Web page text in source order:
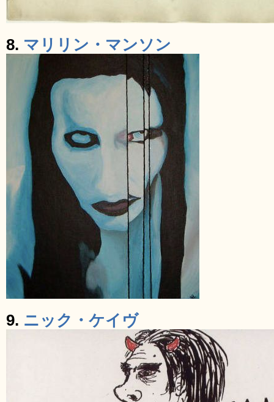
8. マリリン・マンソン
9. ニック・ケイヴ